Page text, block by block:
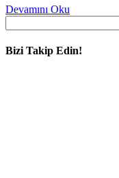
Devamını Oku
Bizi Takip Edin!